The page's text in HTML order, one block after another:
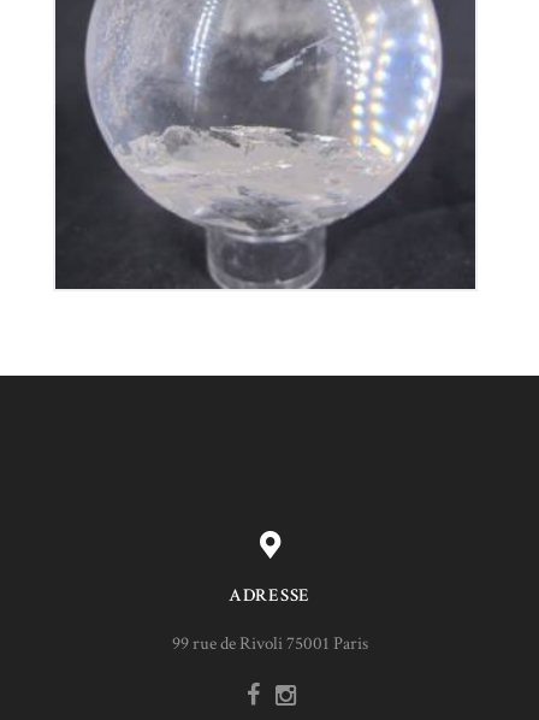
Boule en Cristal de Roche
ADRESSE
99 rue de Rivoli 75001 Paris